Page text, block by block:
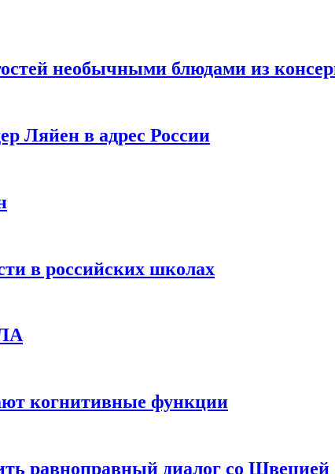
необычными блюдами из
Ляйен в адрес России
в российских школах
когнитивные функции
равноправный диалог со Швецией